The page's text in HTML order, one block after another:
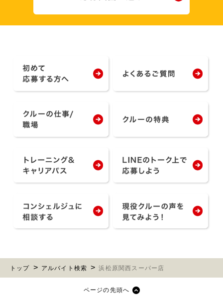
トップ アルバイト検索 浜松原関西スーパー店
ページの先頭へ